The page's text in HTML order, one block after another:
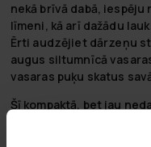
nekā brīvā dabā,
līmeni, kā arī dažādu
Ērti audzējiet dārzeņu
augus siltumnīcā
vasaras puķu skatus
Šī kompaktā, bet jau
augsta, 320.4 cm gara
tērauda rāmis apvieno